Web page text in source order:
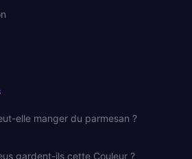
elle manger du parmesan ?
gardent-ils cette Couleur ?